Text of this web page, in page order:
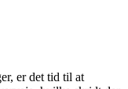
er det tid til at